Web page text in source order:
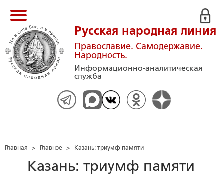
Русская народная линия
Православие. Самодержавие.
Народность.
Информационно-аналитическая
служба
Главная > Главное > Казань: триумф памяти
Казань: триумф памяти